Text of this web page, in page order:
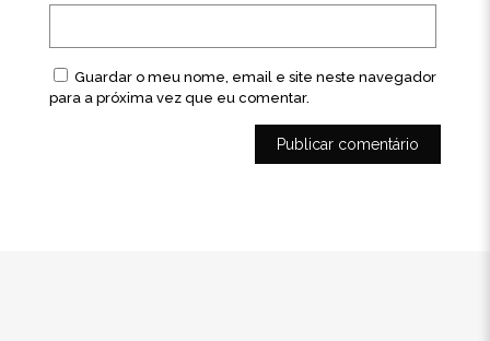
Guardar o meu nome, email e site neste navegador
para a próxima vez que eu comentar.